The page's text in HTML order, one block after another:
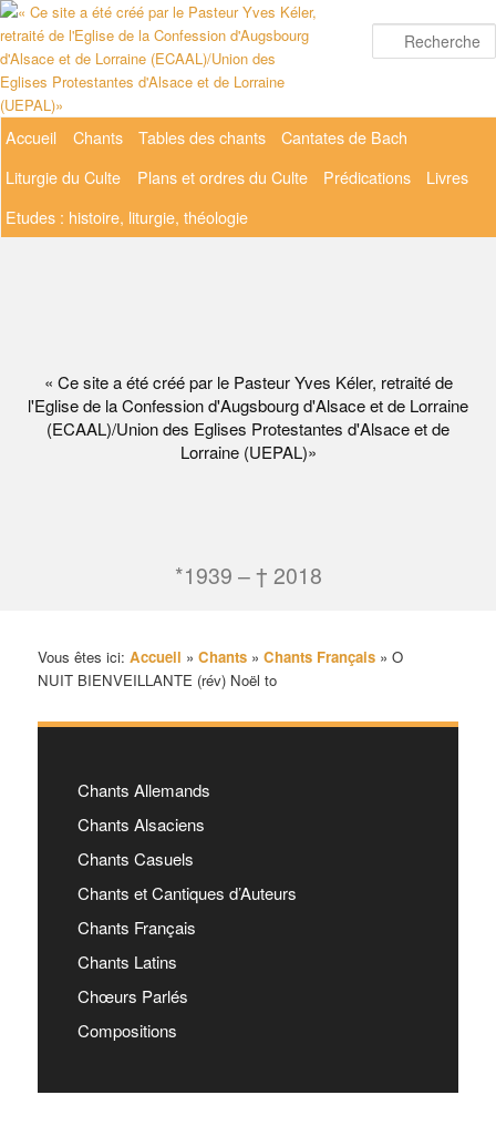
Aller
au
contenu
principal
« Ce site a été créé par le Pasteur Yves Kéler, retraité de
l'Eglise de la Confession d'Augsbourg d'Alsace et de Lorraine
(ECAAL)/Union des Eglises Protestantes d'Alsace et de
Lorraine (UEPAL)»
*1939 – † 2018
Menu
Accueil Chants Tables des chants
Cantates de Bach
Liturgie du Culte
Plans et ordres du Culte Prédications
Livres
Etudes : histoire, liturgie, théologie
Vous êtes ici:Accueil »Chants »Chants Français »O
NUIT BIENVEILLANTE (rév) Noël to
Chants Allemands
Chants Alsaciens
Chants Casuels
Chants et Cantiques d’Auteurs
Chants Français
Chants Latins
Chœurs Parlés
Compositions